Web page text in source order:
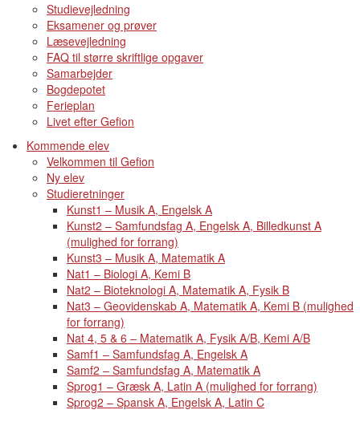
Studievejledning
Eksamener og prøver
Læsevejledning
FAQ til større skriftlige opgaver
Samarbejder
Bogdepotet
Ferieplan
Livet efter Gefion
Kommende elev
Velkommen til Gefion
Ny elev
Studieretninger
Kunst1 – Musik A, Engelsk A
Kunst2 – Samfundsfag A, Engelsk A, Billedkunst A
(mulighed for forrang)
Kunst3 – Musik A, Matematik A
Nat1 – Biologi A, Kemi B
Nat2 – Bioteknologi A, Matematik A, Fysik B
Nat3 – Geovidenskab A, Matematik A, Kemi B (mulighed
for forrang)
Nat 4, 5 & 6 – Matematik A, Fysik A/B, Kemi A/B
Samf1 – Samfundsfag A, Engelsk A
Samf2 – Samfundsfag A, Matematik A
Sprog1 – Græsk A, Latin A (mulighed for forrang)
Sprog2 – Spansk A, Engelsk A, Latin C